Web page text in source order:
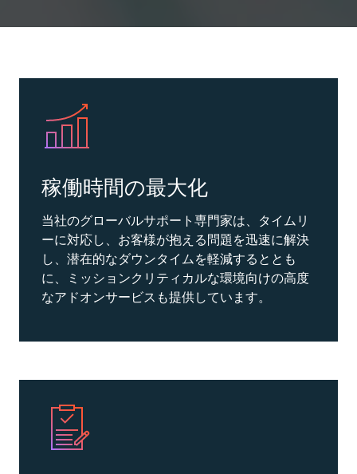
稼働時間の最大化
当社のグローバルサポート専門家は、タイムリ
ーに対応し、お客様が抱える問題を迅速に解決
し、潜在的なダウンタイムを軽減するととも
に、ミッションクリティカルな環境向けの高度
なアドオンサービスも提供しています。